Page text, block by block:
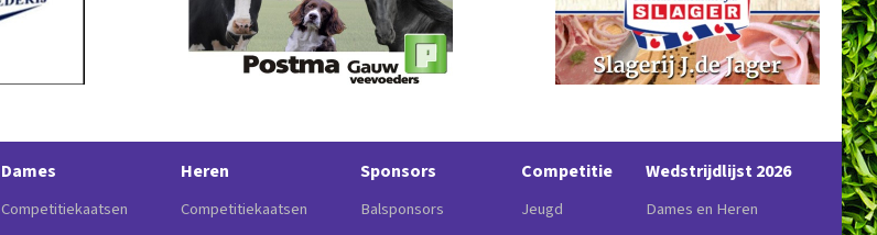
Dames
Competitiekaatsen
Heren
Competitiekaatsen
Sponsors
Balsponsors
Competitie
Jeugd
Wedstrijdlijst 2026
Dames en Heren